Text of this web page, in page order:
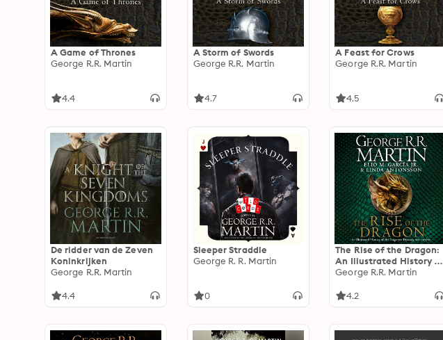
A Game of Thrones
George R.R. Martin
4.4
A Storm of Swords
George R.R. Martin
4.7
A Feast for Crows
George R.R. Martin
4.5
De ridder van de Zeven
Koninkrijken
George R.R. Martin
4.4
Sleeper Straddle
George R. R. Martin
0
The Rise of the Dragon:
An Illustrated History of
the Targaryen Dynasty
George R.R. Martin
4.2